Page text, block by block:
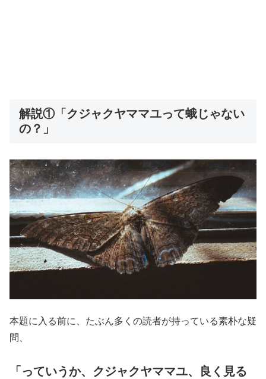
解説①「クジャクヤママユって蛾じゃない
の？」
本題に入る前に、たぶん多くの読者が持っている素朴な疑
問、
「っていうか、クジャクヤママユ、良く見る